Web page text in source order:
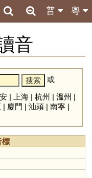
粵
普
音
或
| 上海| 杭州 | 溫州 |
| 廈門 | 汕頭| 南寧|
標